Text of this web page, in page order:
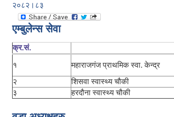
२०८२।८३
एम्बुलेन्स सेवा
क्र.सं.
१ महाराजगंज प्राथमिक स्वा. केन्द्र
२
शिसवा स्वास्थ्य चौकी
३
हरदौना स्वास्थ्य चौकी